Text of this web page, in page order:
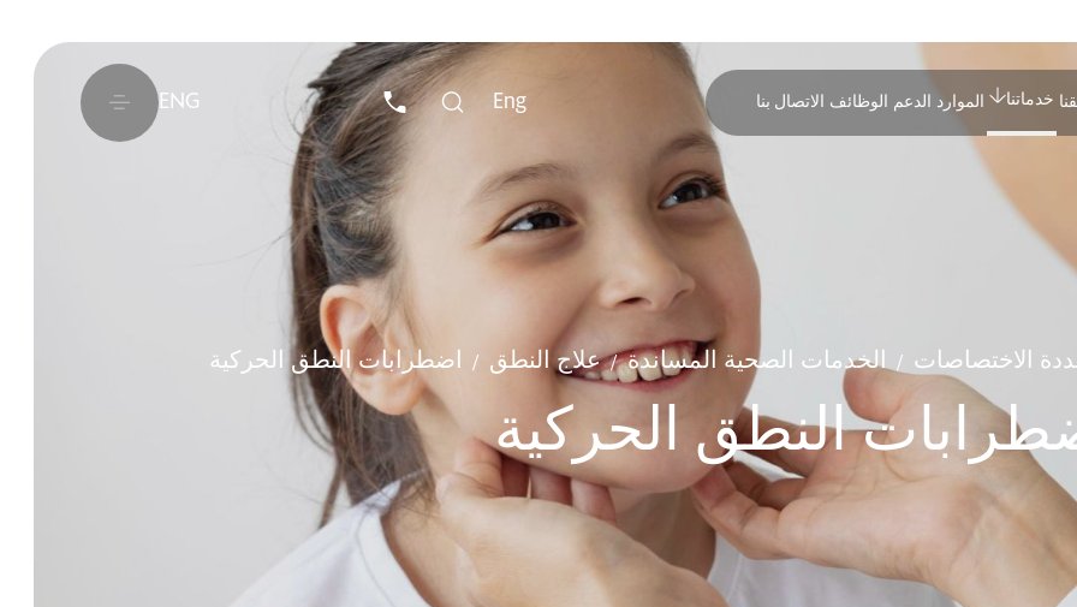
خدماتنا الموارد الدعم الوظائف الاتصال بنا Eng
ENG
الاختصاصات / الخدمات الصحية المساندة / علاج النطق / اضطرابات النطق الحركية
النطق الحركية